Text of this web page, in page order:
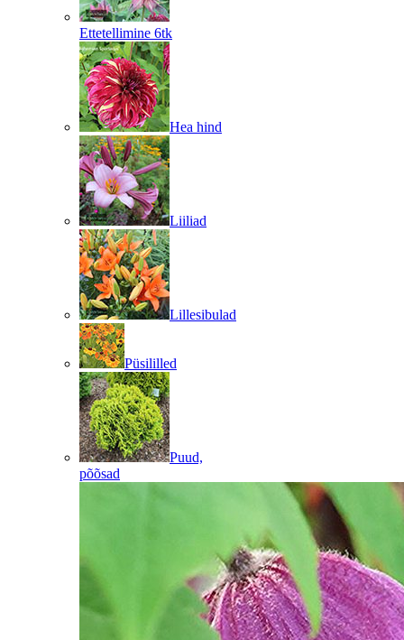
Ettetellimine 6tk
Hea hind
Liiliad
Lillesibulad
Püsililled
Puud,
põõsad